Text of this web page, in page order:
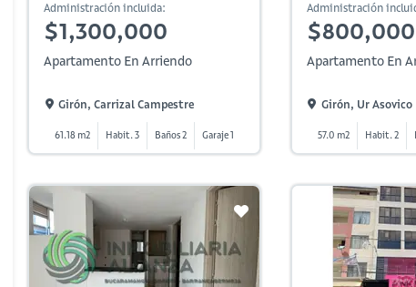
Administración incluida:
$1,300,000
Apartamento En Arriendo
Girón, Carrizal Campestre
61.18 m2 Habit. 3 Baños 2 Garaje 1
Administración
$800,000
Apartamento En
Girón, Ur Asovico
57.0 m2 Habit. 2